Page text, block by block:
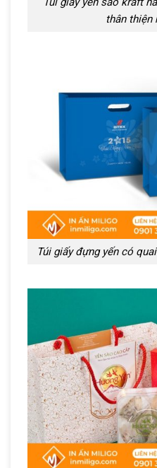
thân thiện
Túi giấy đựng yến có